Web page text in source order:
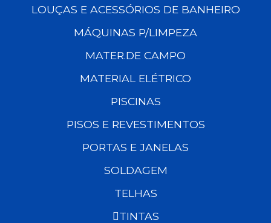
LOUÇAS E ACESSÓRIOS DE BANHEIRO
MÁQUINAS P/LIMPEZA
MATER.DE CAMPO
MATERIAL ELÉTRICO
PISCINAS
PISOS E REVESTIMENTOS
PORTAS E JANELAS
SOLDAGEM
TELHAS
TINTAS